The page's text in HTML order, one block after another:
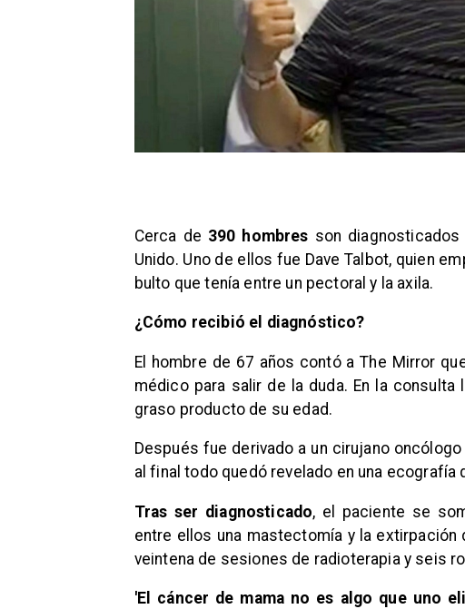
Cerca de 390 hombres son diagnosticados
Unido. Uno de ellos fue Dave Talbot, quien
bulto que tenía entre un pectoral y la axila.
¿Cómo recibió el diagnóstico?
El hombre de 67 años contó a The Mirror
médico para salir de la duda. En la
graso producto de su edad.
Después fue derivado a un cirujano
al final todo quedó revelado en una ecografía
Tras ser diagnosticado, el paciente se
entre ellos una mastectomía y la
veintena de sesiones de radioterapia y seis
'El cáncer de mama no es algo que uno